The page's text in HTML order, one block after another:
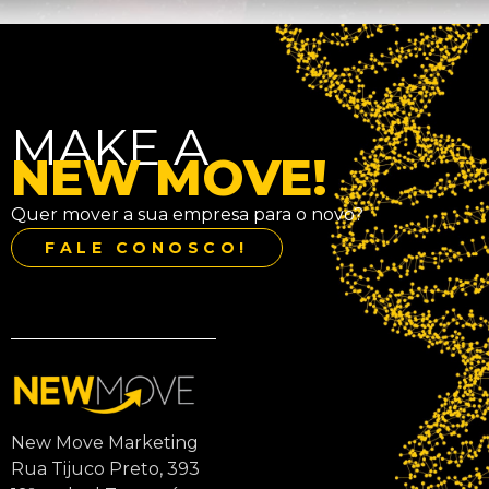
MAKE A
NEW MOVE!
Quer mover a sua empresa para o novo?
FALE CONOSCO!
New Move Marketing
Rua Tijuco Preto, 393